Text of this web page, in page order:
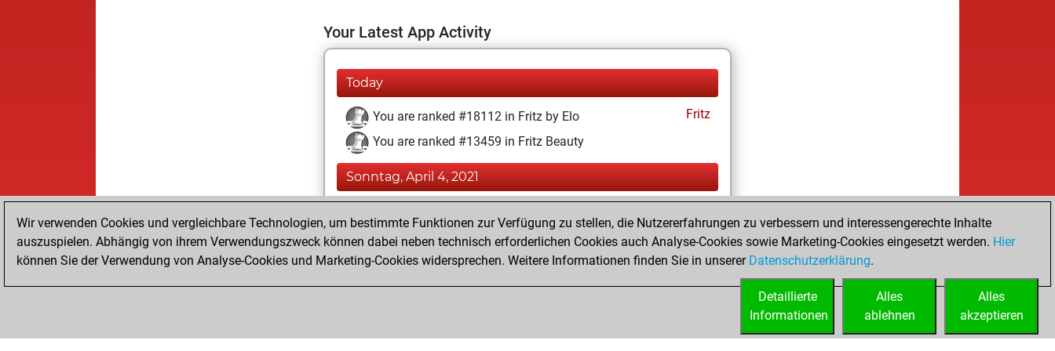
Your Latest App Activity
Today
You are ranked #18112 in Fritz by Elo
Fritz
You are ranked #13459 in Fritz Beauty
Sonntag, April 4, 2021
You achieved a new Elo of 1578
You created your Fritz account
Wir verwenden Cookies und vergleichbare Technologien, um bestimmte Funktionen zur Verfügung zu stellen, die Nutzererfahrungen zu verbessern und interessengerechte Inhalte
auszuspielen. Abhängig von ihrem Verwendungszweck können dabei neben technisch erforderlichen Cookies auch Analyse-Cookies sowie Marketing-Cookies eingesetzt werden. Hier
können Sie der Verwendung von Analyse-Cookies und Marketing-Cookies widersprechen. Weitere Informationen finden Sie in unserer Datenschutzerklärung.
Alles
akzeptieren
Alles
ablehnen
Detaillierte
Informationen